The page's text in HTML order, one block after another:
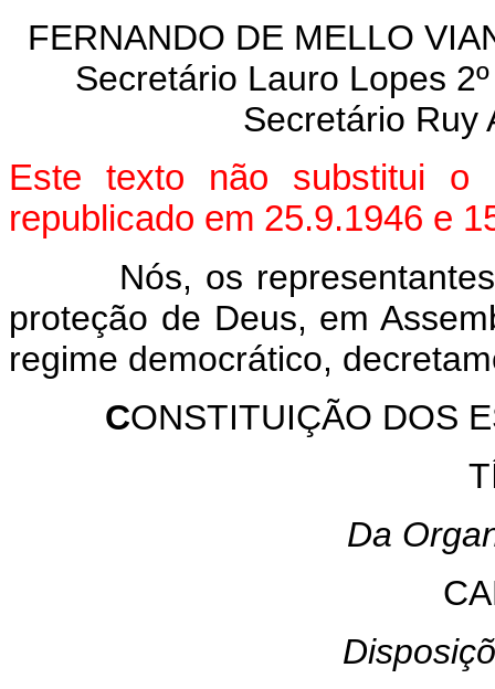
FERNANDO DE MELLO
Secretário Lauro Lopes
Secretário Ruy
Este texto não substitui o
republicado em 25.9.1946 e
Nós, os representantes
proteção de Deus, em
regime democrático,
CONSTITUIÇÃO DOS
Da